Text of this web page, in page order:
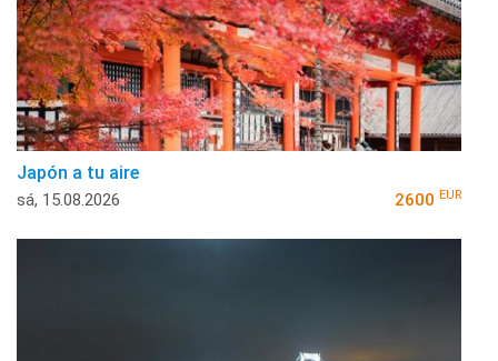
Japón a tu aire
sá, 15.08.2026 2600 EUR